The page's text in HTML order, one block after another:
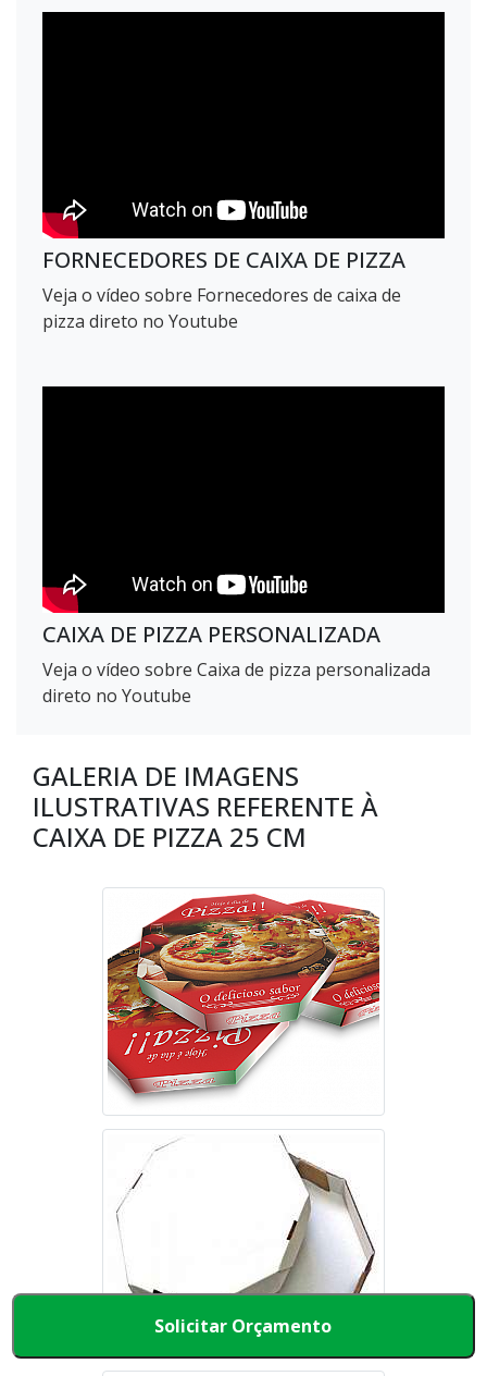
Solicitar Orçamento
FORNECEDORES DE CAIXA DE PIZZA
Veja o vídeo sobre Fornecedores de caixa de
pizza direto no Youtube
CAIXA DE PIZZA PERSONALIZADA
Veja o vídeo sobre Caixa de pizza personalizada
direto no Youtube
GALERIA DE IMAGENS
ILUSTRATIVAS REFERENTE À
CAIXA DE PIZZA 25 CM